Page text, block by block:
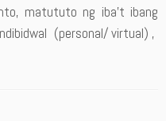
matututo ng iba’t ibang
(personal/ virtual) ,